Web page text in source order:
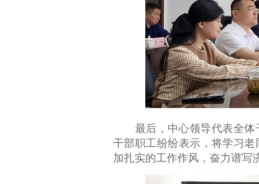
最后 ， 中心领导代表全体
干部职工纷纷表示，将学习老
加扎实的工作作风， 奋力谱写